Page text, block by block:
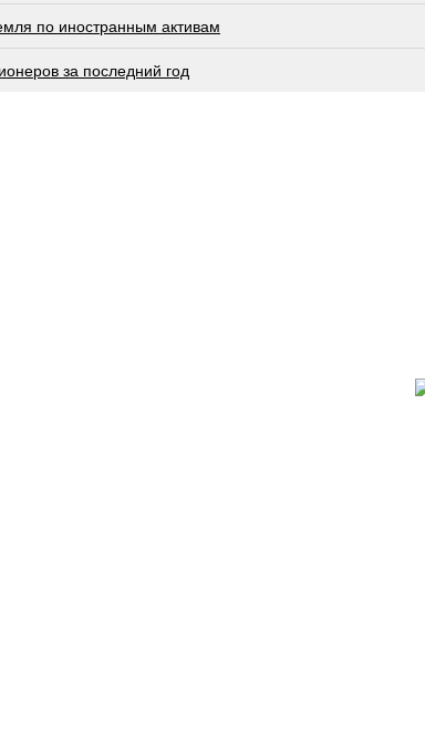
по иностранным активам
за последний год